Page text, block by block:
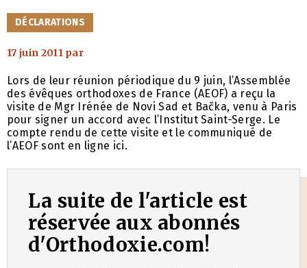
CATÉGORIES
DÉCLARATIONS
17 juin 2011 par
Lors de leur réunion périodique du 9 juin, l’Assemblée
des évêques orthodoxes de France (AEOF) a reçu la
visite de Mgr Irénée de Novi Sad et Bačka, venu à Paris
pour signer un accord avec l’Institut Saint-Serge. Le
compte rendu de cette visite et le communiqué de
l’AEOF sont en ligne ici.
La suite de l'article est
réservée aux abonnés
d'Orthodoxie.com!